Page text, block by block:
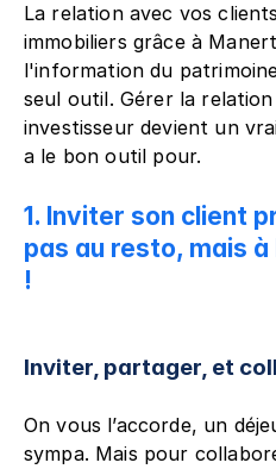
La relation avec vos
immobiliers grâce à
l'information du
seul outil. Gérer la
investisseur devient un
a le bon outil pour.
1. Inviter son client
pas au resto, mais
!
Inviter, partager, et
On vous l’accorde, un
sympa. Mais pour